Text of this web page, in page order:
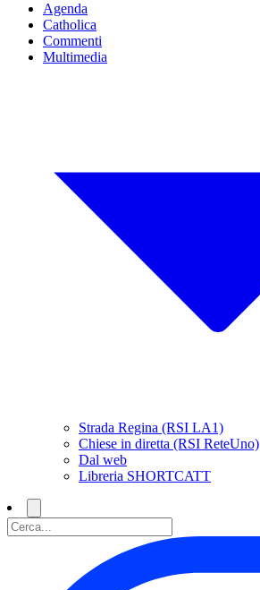
Agenda
Catholica
Commenti
Multimedia
Strada Regina (RSI LA1)
Chiese in diretta (RSI ReteUno)
Dal web
Libreria SHORTCATT